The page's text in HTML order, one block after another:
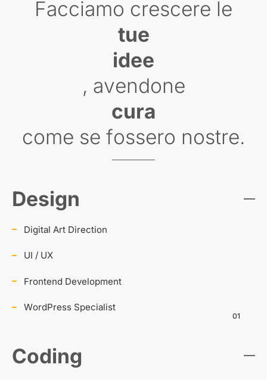
Facciamo crescere le
tue
idee
, avendone
cura
come se fossero nostre.
Design
Digital Art Direction
UI / UX
Frontend Development
WordPress Specialist
01
Coding